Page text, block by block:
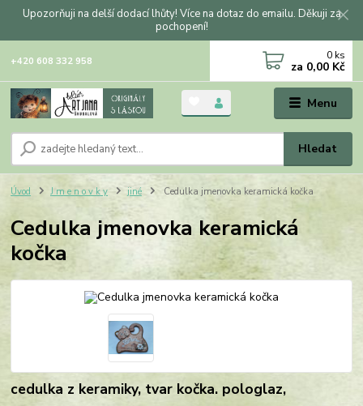
Upozorňuji na delší dodací lhůty! Více na dotaz do emailu. Děkuji za
pochopení!
Menu
Hledat
+420 608 332 958 0 ks
za 0,00 Kč
Úvod J m e n o v k y jiné Cedulka jmenovka keramická kočka
Cedulka jmenovka keramická
kočka
cedulka z keramiky, tvar kočka. pologlaz,